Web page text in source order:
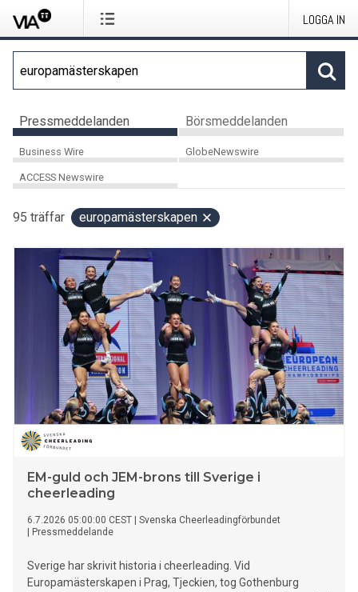
LOGGA IN
Pressmeddelanden Börsmeddelanden
Business Wire GlobeNewswire
ACCESS Newswire
95 träffar europamästerskapen
EM-guld och JEM-brons till Sverige i
cheerleading
6.7.2026 05:00:00 CEST
Svenska Cheerleadingförbundet
Pressmeddelande
Sverige har skrivit historia i cheerleading. Vid
Europamästerskapen i Prag, Tjeckien, tog Gothenburg